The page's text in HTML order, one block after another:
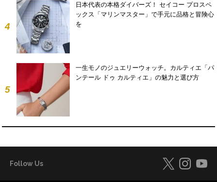
4
日本代表の本格ダイバーズ！ セイコー プロスペ
ックス「マリンマスター」で手元に品格と冒険心
を
5
一生モノのジュエリーウォッチ。カルティエ「パ
ンテール ドゥ カルティエ」の魅力と選び方
Follow Us